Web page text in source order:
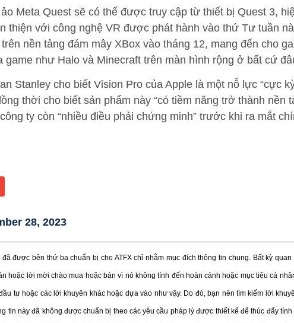
Meta Quest sẽ có thể được truy cập từ thiết bị Quest 3,
thiện với công nghệ VR được phát hành vào thứ Tư tuần
nền tảng đám mây XBox vào tháng 12, mang đến cho
như Halo và Minecraft trên màn hình rộng ở bất cứ
Stanley cho biết Vision Pro của Apple là một nỗ lực “cực
thời cho biết sản phẩm này “có tiềm năng trở thành nền
ty còn “nhiều điều phải chứng minh” trước khi ra mắt
28, 2023
được bên thứ ba chuẩn bị cho ATFX chỉ nhằm mục đích thông tin chung. Bất kỳ
hoặc lời mời chào mua hoặc bán vì nó không tính đến hoàn cảnh hoặc mục tiêu cá
tư hoặc các lời khuyên khác hoặc dựa vào như vậy. Do đó, bạn nên tìm kiếm lời
tin này đã không được chuẩn bị theo các yêu cầu pháp lý được thiết kế để thúc đẩy